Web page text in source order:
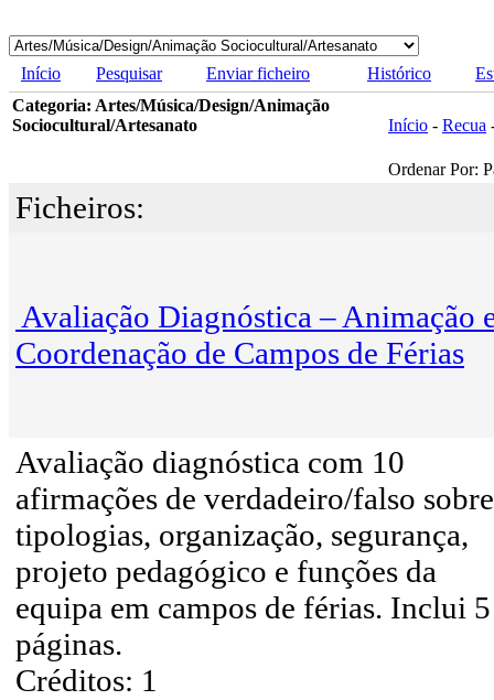
Início Pesquisar Enviar ficheiro Histórico
Categoria: Artes/Música/Design/Animação
Sociocultural/Artesanato
Início - Recua
Ordenar Por:
Ficheiros:
Avaliação Diagnóstica – Animação
Coordenação de Campos de Férias
Avaliação diagnóstica com 10
afirmações de verdadeiro/falso sobre
tipologias, organização, segurança,
projeto pedagógico e funções da
equipa em campos de férias. Inclui 5
páginas.
Créditos: 1